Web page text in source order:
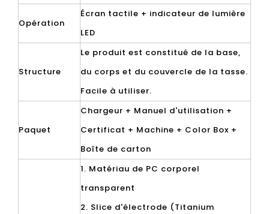
Opération
Écran tactile + indicateur de lumière
LED
Structure
Le produit est constitué de la base,
du corps et du couvercle de la tasse.
Facile à utiliser.
Paquet
Chargeur + Manuel d'utilisation +
Certificat + Machine + Color Box +
Boîte de carton
1. Matériau de PC corporel
transparent
2. Slice d'électrode (Titanium